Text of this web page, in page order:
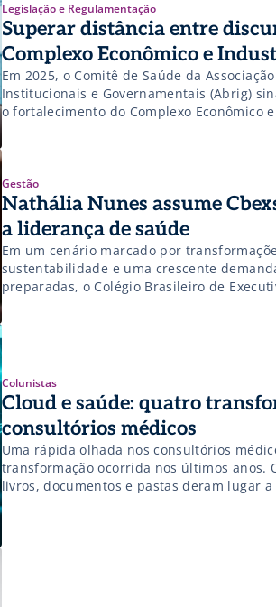
Legislação e Regulamentação
Superar distância entre
Complexo Econômico e
Em 2025, o Comitê de Saúde da
Institucionais e Governamentais (Abrig)
o fortalecimento do Complexo Econômico
promovendo o tema no âmbito das
Nesse mesmo sentido, o Departamento do
Saúde da Fiesp tem atuado […]
Gestão
Nathália Nunes assume
a liderança de saúde
Em um cenário marcado por
sustentabilidade e uma crescente
preparadas, o Colégio Brasileiro de
nova etapa sob a liderança de Nathália
voltada à articulação de lideranças e
colaborativos. Com formação executiva
Colunistas
Cloud e saúde: quatro
consultórios médicos
Uma rápida olhada nos consultórios
transformação ocorrida nos últimos anos.
livros, documentos e pastas deram lugar
com espaço de sobra para realizar um